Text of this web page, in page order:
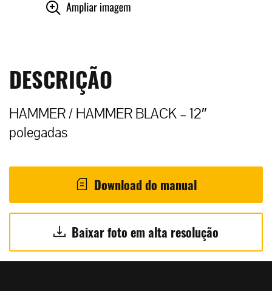
DESCRIÇÃO
HAMMER / HAMMER BLACK – 12″
polegadas
Download do manual
Baixar foto em alta resolução